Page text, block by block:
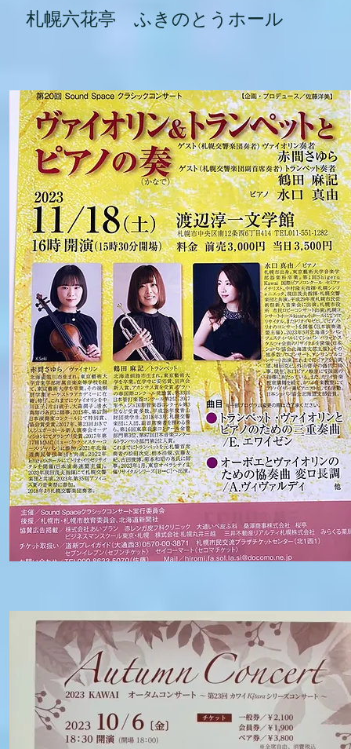
​札幌六花亭 ふきのとうホール